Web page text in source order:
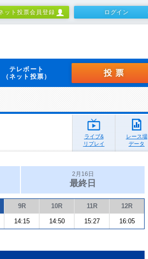
ット投票会員登録 ログイン
テレボート
（ネット投票）
投票
ライブ&
リプレイ
レース場
データ
2月16日
最終日
9R 10R 11R 12R
14:15 14:50 15:27 16:05